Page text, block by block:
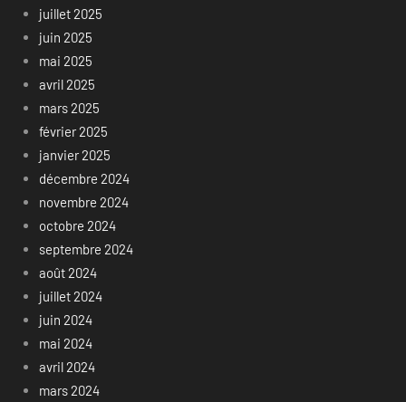
juillet 2025
juin 2025
mai 2025
avril 2025
mars 2025
février 2025
janvier 2025
décembre 2024
novembre 2024
octobre 2024
septembre 2024
août 2024
juillet 2024
juin 2024
mai 2024
avril 2024
mars 2024